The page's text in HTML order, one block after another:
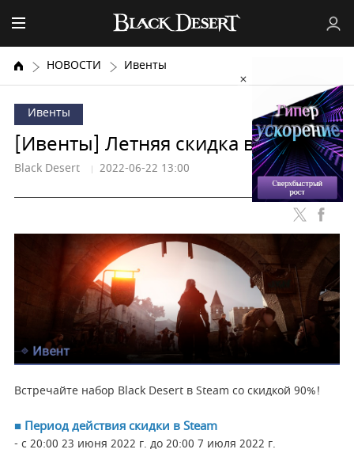
НОВОСТИ Ивенты
Ивенты
[Ивенты] Летняя скидка в Steam!
Black Desert 2022-06-22 13:00
Встречайте набор Black Desert в Steam со скидкой 90%!
■ Период действия скидки в Steam
- с 20:00 23 июня 2022 г. до 20:00 7 июля 2022 г.